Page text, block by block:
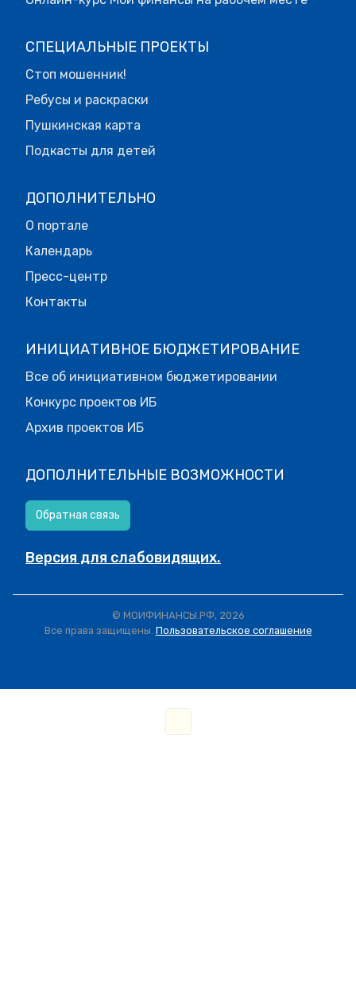
СПЕЦИАЛЬНЫЕ ПРОЕКТЫ
Стоп мошенник!
Ребусы и раскраски
Пушкинская карта
Подкасты для детей
ДОПОЛНИТЕЛЬНО
О портале
Календарь
Пресс-центр
Контакты
ИНИЦИАТИВНОЕ БЮДЖЕТИРОВАНИЕ
Все об инициативном бюджетировании
Конкурс проектов ИБ
Архив проектов ИБ
ДОПОЛНИТЕЛЬНЫЕ ВОЗМОЖНОСТИ
Обратная связь
Версия для слабовидящих.
© МОИФИНАНСЫ.РФ, 2026
Все права защищены. Пользовательское соглашение